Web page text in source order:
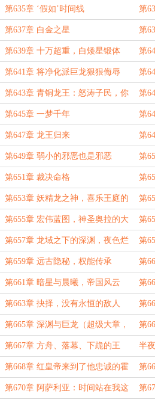
月票）
第635章 ‘假如’时间线 第
第637章 白金之星 第
第639章 十万超重，白矮星锻体
（求月票）
第
域之
第641章 将净化派巨龙狠狠侮辱 第
忠
第643章 青铜龙王：怒涛子民，你
们的王即将归来
第
第645章 一梦千年 第
谧长
第647章 龙王归来 第
恕！
第649章 弱小的邪恶也是邪恶 第
（
第651章 裁决命格 第
第653章 妖精龙之神，喜乐王庭的
橄榄枝
第
第655章 宏伟蓝图，神圣奥拉的大
远征
第
界
第657章 龙域之下的深渊，夜色烂
漫时
第
第659章 远古隐秘，权能传承 第
上
第661章 暗星与晨曦，帝国风云 第
第663章 抉择，没有永恒的敌人 第
开
第665章 深渊与巨龙（超级大章，
求月票）
第
第667章 方舟、落幕、下跪的王
（求月票）
半
四
第668章 红皇帝来到了他忠诚的霍
尔登（求月票）
第
第670章 阿萨利亚：时间站在我这 第